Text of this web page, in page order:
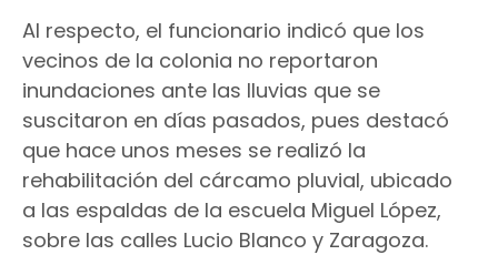
Al respecto, el funcionario indicó que los
vecinos de la colonia no reportaron
inundaciones ante las lluvias que se
suscitaron en días pasados, pues destacó
que hace unos meses se realizó la
rehabilitación del cárcamo pluvial, ubicado
a las espaldas de la escuela Miguel López,
sobre las calles Lucio Blanco y Zaragoza.